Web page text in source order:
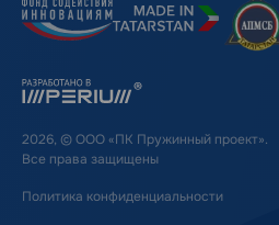
2026, © ООО «ПК Пружинный проект».
Все права защищены
Политика конфиденциальности